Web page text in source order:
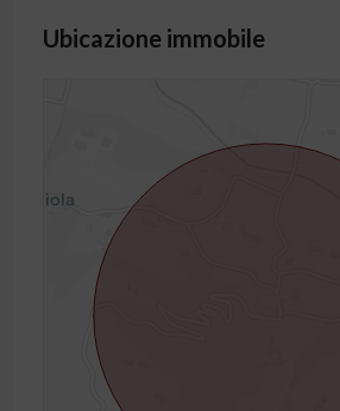
Ubicazione immobile